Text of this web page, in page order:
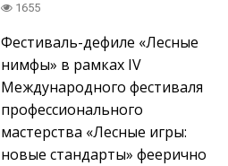
1655
Фестиваль-дефиле «Лесные
нимфы» в рамках IV
Международного фестиваля
профессионального
мастерства «Лесные игры:
новые стандарты» феерично